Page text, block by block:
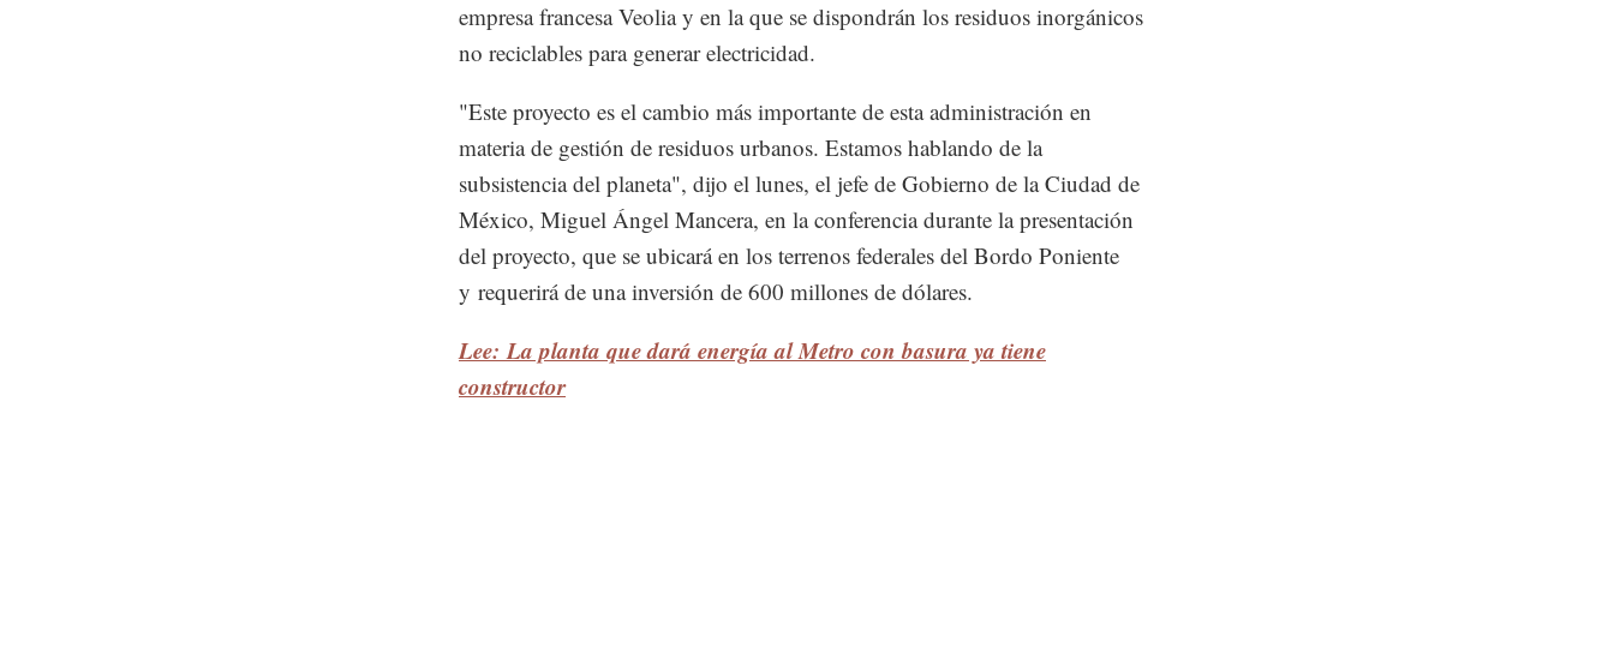
empresa francesa Veolia y en la que se dispondrán los residuos inorgánicos
no reciclables para generar electricidad.
"Este proyecto es el cambio más importante de esta administración en
materia de gestión de residuos urbanos. Estamos hablando de la
subsistencia del planeta", dijo el lunes, el jefe de Gobierno de la Ciudad de
México, Miguel Ángel Mancera, en la conferencia durante la presentación
del proyecto, que se ubicará en los terrenos federales del Bordo Poniente
y requerirá de una inversión de 600 millones de dólares.
Lee: La planta que dará energía al Metro con basura ya tiene
constructor